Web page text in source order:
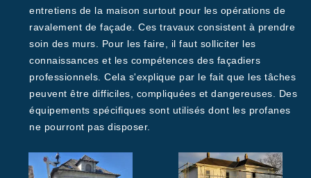
entretiens de la maison surtout pour les opérations de
ravalement de façade. Ces travaux consistent à prendre
soin des murs. Pour les faire, il faut solliciter les
connaissances et les compétences des façadiers
professionnels. Cela s'explique par le fait que les tâches
peuvent être difficiles, compliquées et dangereuses. Des
équipements spécifiques sont utilisés dont les profanes
ne pourront pas disposer.